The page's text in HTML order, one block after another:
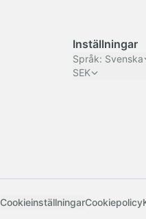
Inställningar
Språk: Svenska
SEK
CookieinställningarCookiepolicy